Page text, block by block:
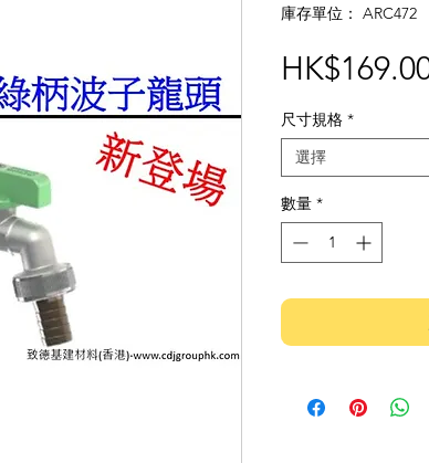
庫存單位： ARC472
尺寸規格 *
選擇
數量 *